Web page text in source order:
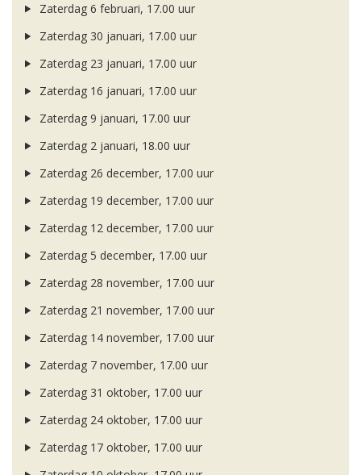
Zaterdag 6 februari, 17.00 uur
Zaterdag 30 januari, 17.00 uur
Zaterdag 23 januari, 17.00 uur
Zaterdag 16 januari, 17.00 uur
Zaterdag 9 januari, 17.00 uur
Zaterdag 2 januari, 18.00 uur
Zaterdag 26 december, 17.00 uur
Zaterdag 19 december, 17.00 uur
Zaterdag 12 december, 17.00 uur
Zaterdag 5 december, 17.00 uur
Zaterdag 28 november, 17.00 uur
Zaterdag 21 november, 17.00 uur
Zaterdag 14 november, 17.00 uur
Zaterdag 7 november, 17.00 uur
Zaterdag 31 oktober, 17.00 uur
Zaterdag 24 oktober, 17.00 uur
Zaterdag 17 oktober, 17.00 uur